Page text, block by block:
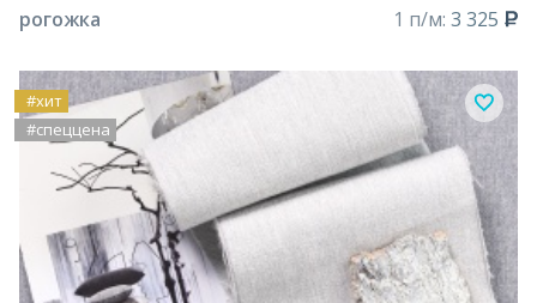
рогожка 1 п/м: 3 325
#хит
#спеццена